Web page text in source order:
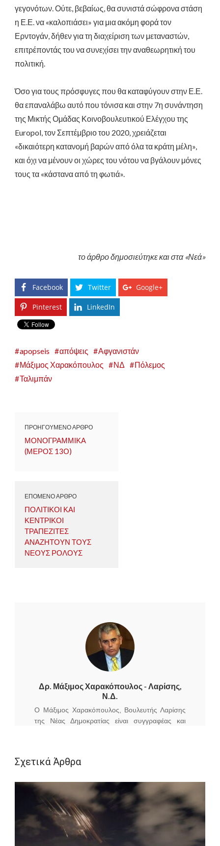
γεγονότων. Ούτε, βεβαίως, θα συνιστά σώφρονα στάση
η Ε.Ε. να «καλοπιάσει» για μια ακόμη φορά τον
Ερντογάν, δήθεν για τη διαχείριση των μεταναστών,
επιτρέποντάς του να συνεχίσει την αναθεωρητική του
πολιτική.
Όσο για τους πρόσφυγες που θα καταφύγουν στην Ε.Ε.
θα επαναλάβω αυτό που τόνισα και στην 7η συνάντηση
της Μικτής Ομάδας Κοινοβουλευτικού Ελέγχου της
Europol, τον Σεπτέμβριο του 2020, χρειάζεται
«δικαιότερη κατανομή βαρών από όλα τα κράτη μέλη»,
και όχι να μένουν οι χώρες του νότου να βγάλουν μόνες
τους τα «κάστανα από τη φωτιά».
το άρθρο δημοσιεύτηκε και στα «Νεά»
Facebook Twitter Google+
Pinterest LinkedIn
apopseis απόψεις
Αφγανιστάν
Μάξιμος Χαρακόπουλος
ΝΔ
Πόλεμος
Ταλιμπάν
ΠΡΟΗΓΟΥΜΕΝΟ ΑΡΘΡΟ
ΜΟΝΟΓΡΑΜΜΙΚΑ
(ΜΕΡΟΣ 13Ο)
ΕΠΟΜΕΝΟ ΑΡΘΡΟ
ΠΟΛΙΤΙΚΟΙ ΚΑΙ
ΚΕΝΤΡΙΚΟΙ
ΤΡΑΠΕΖΙΤΕΣ
ΑΝΑΖΗΤΟΥΝ ΤΟΥΣ
ΝΕΟΥΣ ΡΟΛΟΥΣ
Δρ. Μάξιμος Χαρακόπουλος - Λαρίσης,
Ν.Δ.
Ο Μάξιμος Χαρακόπουλος, Βουλευτής Λαρίσης
της Νέας Δημοκρατίας είναι συγγραφέας και
Λάρισας, που έστησαν ερχόμενοι στην Ελλάδα
πρόσφυγες από την Καππαδοκία. Είναι
παντρεμένος με τη γιατρό Λίζα Κόντου με την
οποία έχουν δύο γιούς.
Σπούδασε Κοινωνιολογία στο Πάντειο
Πανεπιστήμιο Κοινωνικών και Πολιτικων
Επιστημών.
Σχετικά Άρθρα